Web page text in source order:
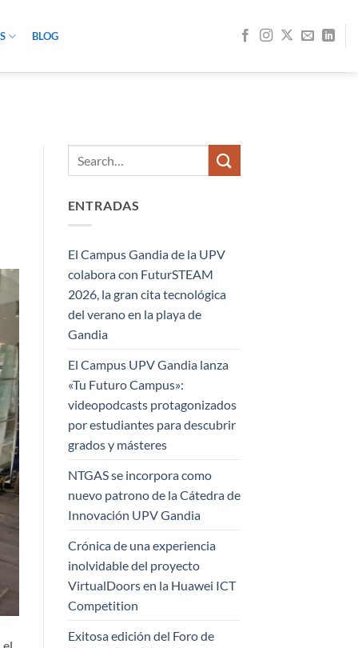
BLOG
ENTRADAS
El Campus Gandia de la UPV
colabora con FuturSTEAM
2026, la gran cita tecnológica
del verano en la playa de
Gandia
El Campus UPV Gandia lanza
«Tu Futuro Campus»:
videopodcasts protagonizados
por estudiantes para descubrir
grados y másteres
NTGAS se incorpora como
nuevo patrono de la Cátedra de
Innovación UPV Gandia
Crónica de una experiencia
inolvidable del proyecto
VirtualDoors en la Huawei ICT
Competition
Exitosa edición del Foro de